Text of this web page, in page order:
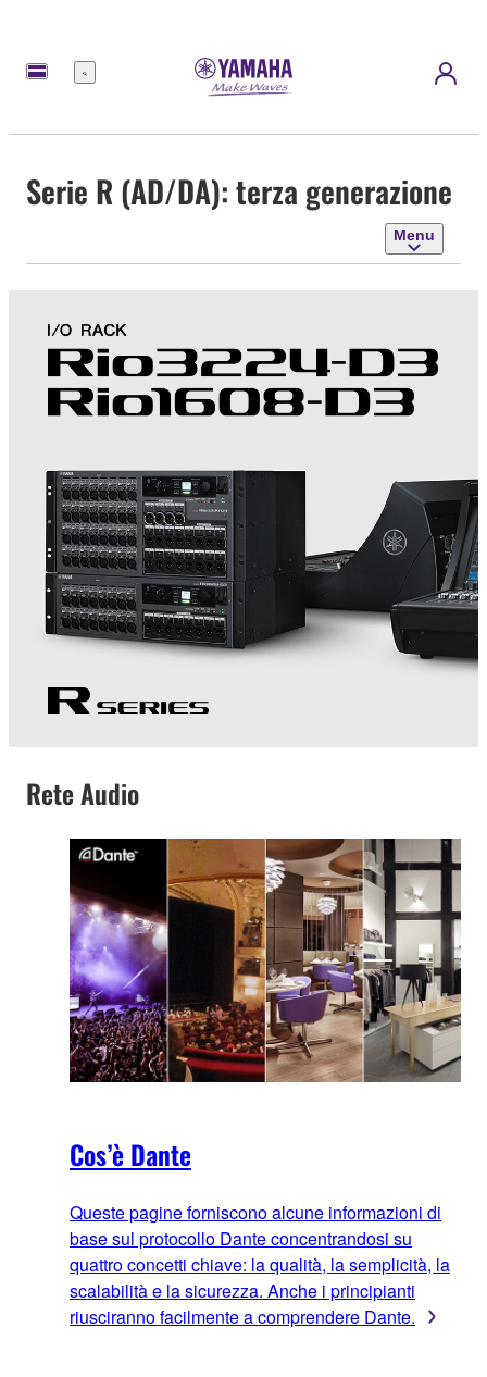
Menu
Serie R (AD/DA): terza generazione
Menu
Rete Audio
Cos’è Dante
Queste pagine forniscono alcune informazioni di
base sul protocollo Dante concentrandosi su
quattro concetti chiave: la qualità, la semplicità, la
scalabilità e la sicurezza. Anche i principianti
riusciranno facilmente a comprendere Dante.